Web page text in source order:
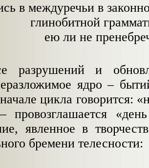
в междуречьи в
глинобитной
ею ли не
разрушений и
ядро –
цикла говорится:
провозглашается
явленное в
бремени телесности: